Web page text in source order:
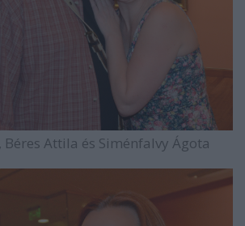
Attila és Siménfalvy Ágota